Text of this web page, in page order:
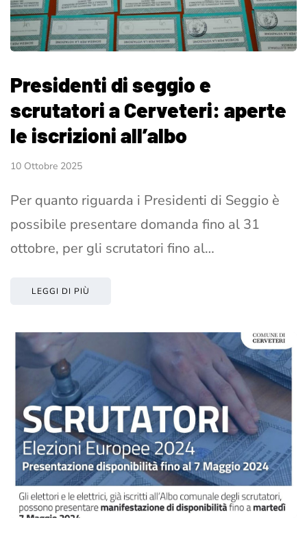
Presidenti di seggio e
scrutatori a Cerveteri: aperte
le iscrizioni all’albo
10 Ottobre 2025
Per quanto riguarda i Presidenti di Seggio è
possibile presentare domanda fino al 31
ottobre, per gli scrutatori fino al…
LEGGI DI PIÙ